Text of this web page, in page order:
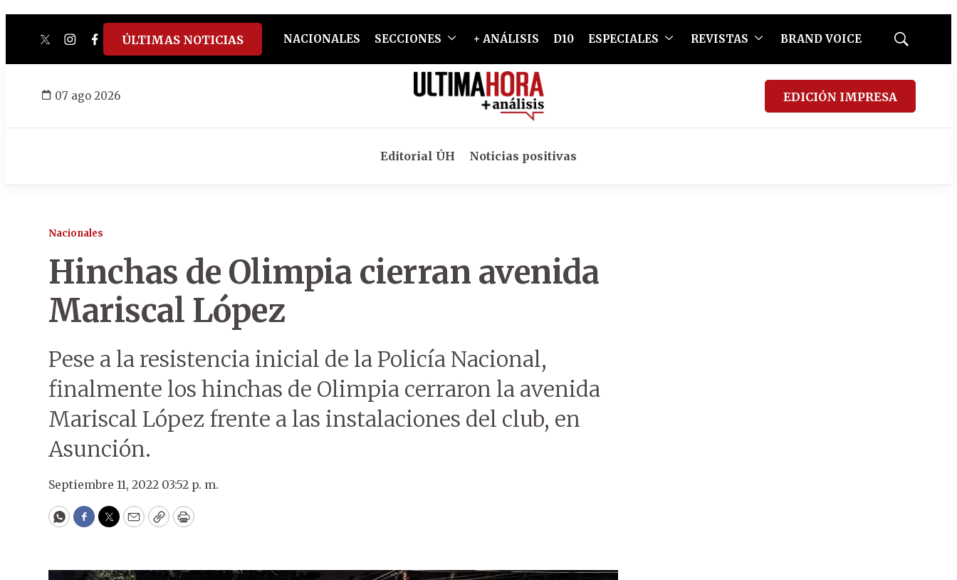
twitterinstagram
facebook
tiktokyoutube
spotify
ÚLTIMAS NOTICIAS NACIONALES SECCIONES + ANÁLISIS D10 ESPECIALES REVISTAS BRAND VOICE
Mostrar
07 ago 2026 EDICIÓN IMPRESA
Editorial ÚH Noticias positivas
Nacionales
Hinchas de Olimpia cierran avenida
Mariscal López
Pese a la resistencia inicial de la Policía Nacional,
finalmente los hinchas de Olimpia cerraron la avenida
Mariscal López frente a las instalaciones del club, en
Asunción.
Septiembre 11, 2022 03:52 p. m.
WhatsApp
Facebook
Twitter
EmailCopyPrint